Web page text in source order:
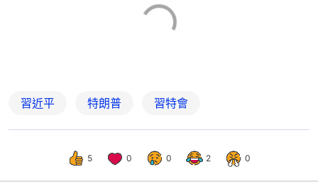
習近平 特朗普 習特會
5 0 0 2 0